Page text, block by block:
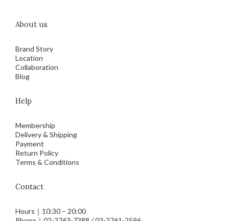
About us
Brand Story
Location
Collaboration
Blog
Help
Membership
Delivery & Shipping
Payment
Return Policy
Terms & Conditions
Contact
Hours｜10:30 – 20:00